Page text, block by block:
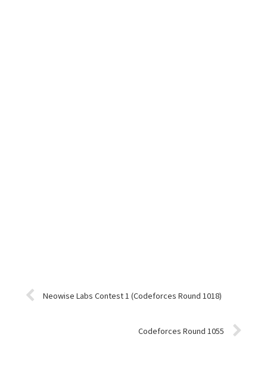
Neowise Labs Contest 1 (Codeforces Round 1018)
Codeforces Round 1055